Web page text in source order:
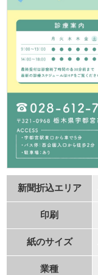
新聞折込エリア
印刷
紙のサイズ
業種